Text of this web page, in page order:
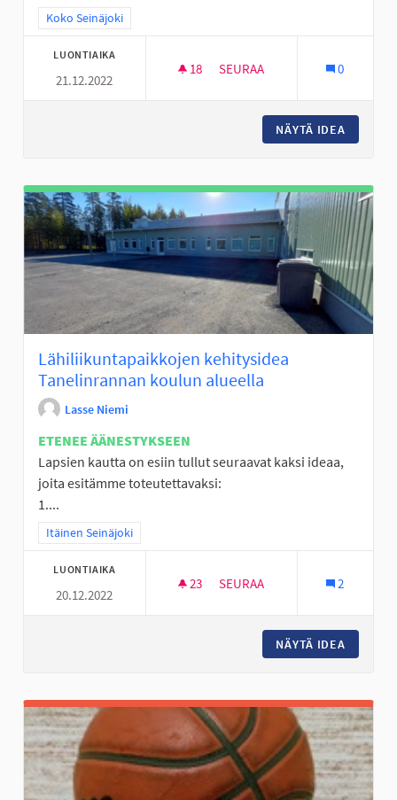
Rajaa tulokset teeman mukaan: Koko Seinäjoki
Koko Seinäjoki
LUONTIAIKA
21.12.2022
18 18 SEURAAJAA
SEURAA 0
NÄYTÄ IDEA
Lähiliikuntapaikkojen kehitysidea
Tanelinrannan koulun alueella
Lasse Niemi
ETENEE ÄÄNESTYKSEEN
Lapsien kautta on esiin tullut seuraavat kaksi ideaa,
joita esitämme toteutettavaksi:
1....
Rajaa tulokset teeman mukaan: Itäinen Seinäjoki
Itäinen Seinäjoki
LUONTIAIKA
20.12.2022
23 23 SEURAAJAA
SEURAA 2
NÄYTÄ IDEA